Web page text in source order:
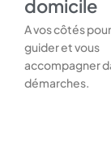
domicile
A vos côtés
guider et vous
accompagner
démarches.